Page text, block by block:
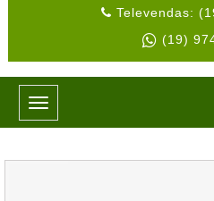
Televendas:
(19)
Toggle
navigation